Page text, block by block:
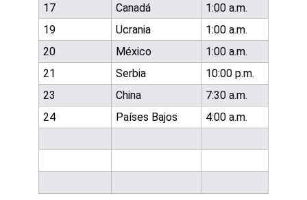
17
Canadá
1:00 a.m.
19
Ucrania
1:00 a.m.
20
México
1:00 a.m.
21
Serbia
10:00 p.m.
23
China
7:30 a.m.
24
Países Bajos 4:00 a.m.